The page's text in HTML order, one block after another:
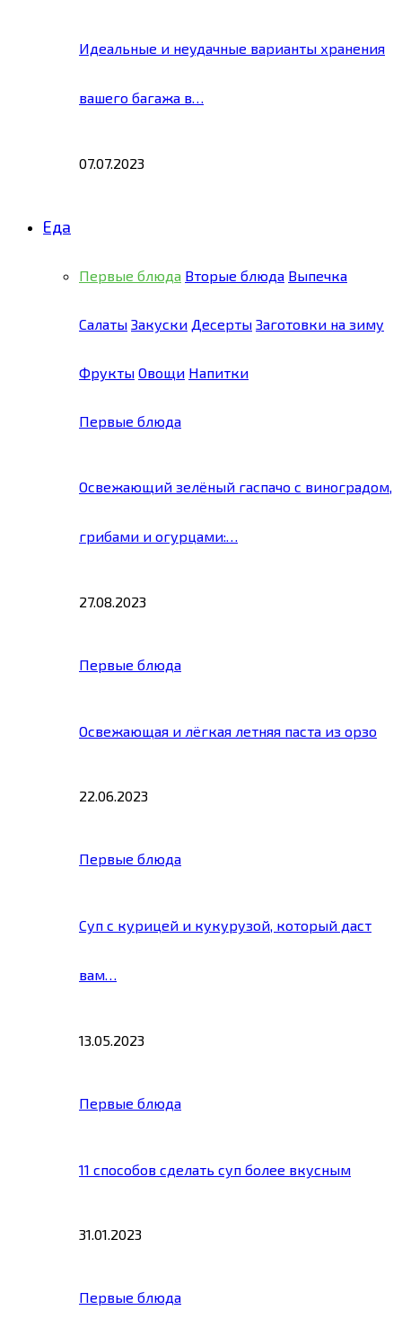
Идеальные и неудачные варианты хранения
вашего багажа в…
07.07.2023
Еда
Первые блюда Вторые блюда Выпечка
Салаты Закуски Десерты Заготовки на зиму
Фрукты Овощи Напитки
Первые блюда
Освежающий зелёный гаспачо с виноградом,
грибами и огурцами:…
27.08.2023
Первые блюда
Освежающая и лёгкая летняя паста из орзо
22.06.2023
Первые блюда
Суп с курицей и кукурузой, который даст
вам…
13.05.2023
Первые блюда
11 способов сделать суп более вкусным
31.01.2023
Первые блюда